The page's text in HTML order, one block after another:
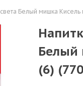
Белый мишка
Белый
(6)